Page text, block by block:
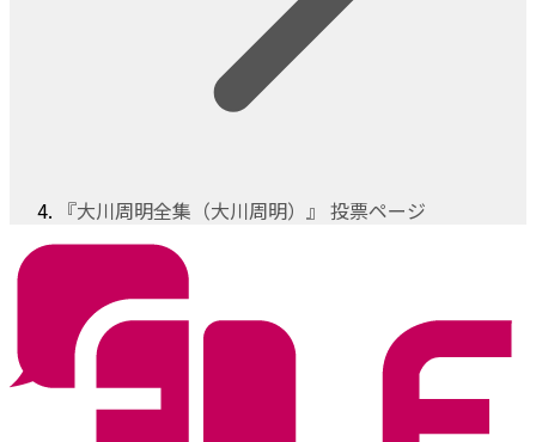
『大川周明全集（大川周明）』 投票ページ